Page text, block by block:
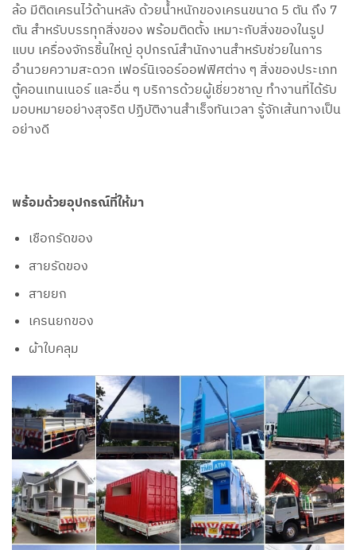
ล้อ มีติดเครนไว้ด้านหลัง ด้วยน้ำหนักของเครนขนาด 5 ตัน ถึง 7
ตัน สำหรับบรรทุกสิ่งของ พร้อมติดตั้ง เหมาะกับสิ่งของในรูป
แบบ เครื่องจักรชิ้นใหญ่ อุปกรณ์สำนักงานสำหรับช่วยในการ
อำนวยความสะดวก เฟอร์นิเจอร์ออฟฟิศต่าง ๆ สิ่งของประเภท
ตู้คอนเทนเนอร์ และอื่น ๆ บริการด้วยผู้เชี่ยวชาญ ทำงานที่ได้รับ
มอบหมายอย่างสุจริต ปฏิบัติงานสำเร็จทันเวลา รู้จักเส้นทางเป็น
อย่างดี
พร้อมด้วยอุปกรณ์ที่ให้มา
เชือกรัดของ
สายรัดของ
สายยก
เครนยกของ
ผ้าใบคลุม